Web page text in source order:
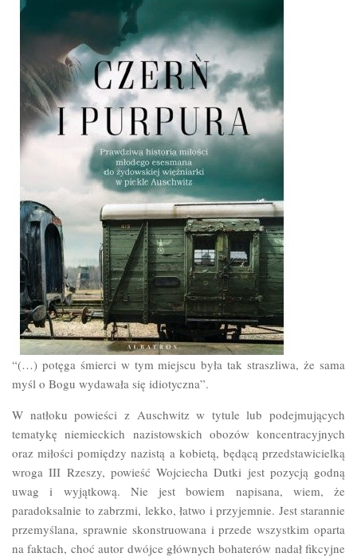
“(…) potęga śmierci w tym miejscu była tak straszliwa, że sama
myśl o Bogu wydawała się idiotyczna”.
W natłoku powieści z Auschwitz w tytule lub podejmujących
tematykę niemieckich nazistowskich obozów koncentracyjnych
oraz miłości pomiędzy nazistą a kobietą, będącą przedstawicielką
wroga III Rzeszy, powieść Wojciecha Dutki jest pozycją godną
uwag i wyjątkową. Nie jest bowiem napisana, wiem, że
paradoksalnie to zabrzmi, lekko, łatwo i przyjemnie. Jest starannie
przemyślana, sprawnie skonstruowana i przede wszystkim oparta
na faktach, choć autor dwójce głównych bohaterów nadał fikcyjne